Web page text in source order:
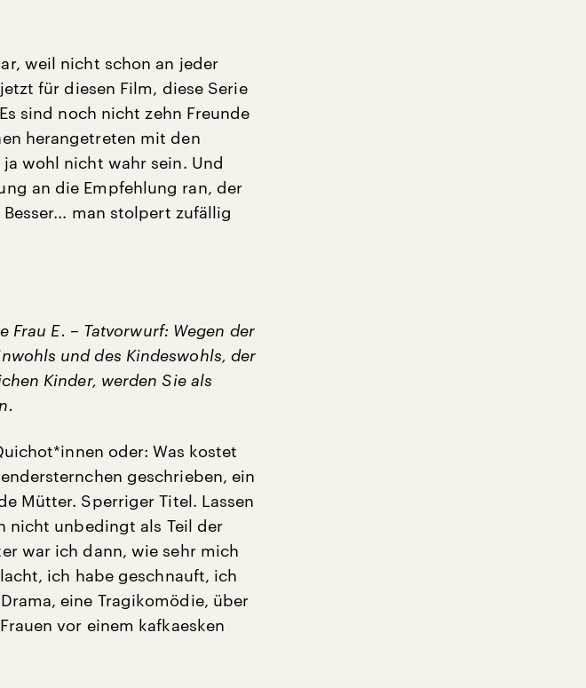
weil nicht schon an jeder
für diesen Film, diese Serie
sind noch nicht zehn Freunde
herangetreten mit den
ja wohl nicht wahr sein. Und
an die Empfehlung ran, der
man stolpert zufällig
Frau E. – Tatvorwurf: Wegen der
und des Kindeswohls, der
Kinder, werden Sie als
oder: Was kostet
geschrieben, ein
Mütter. Sperriger Titel. Lassen
nicht unbedingt als Teil der
war ich dann, wie sehr mich
ich habe geschnauft, ich
eine Tragikomödie, über
vor einem kafkaesken